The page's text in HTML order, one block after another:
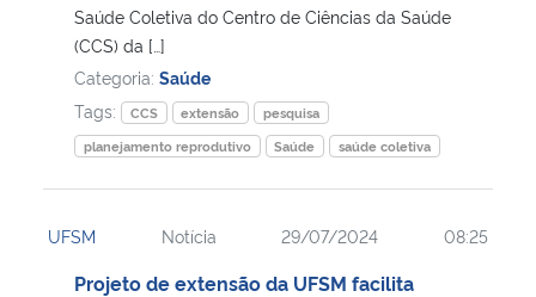
Saúde Coletiva do Centro de Ciências da Saúde
(CCS) da […]
Categoria: Saúde
Tags:
CCS extensão
pesquisa
planejamento reprodutivo
Saúde saúde coletiva
UFSM Notícia 29/07/2024 08:25
Projeto de extensão da UFSM facilita